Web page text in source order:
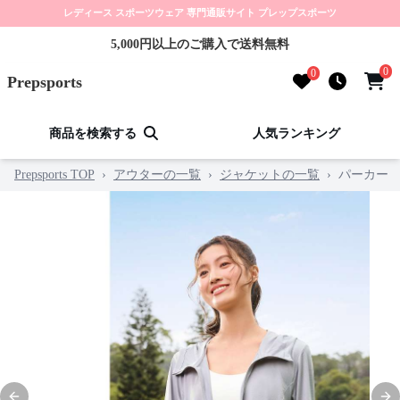
レディース スポーツウェア 専門通販サイト プレップスポーツ
5,000円以上のご購入で送料無料
Prepsports 0 0
商品を検索する 人気ランキング
Prepsports TOP › アウターの一覧 › ジャケットの一覧 › パーカー